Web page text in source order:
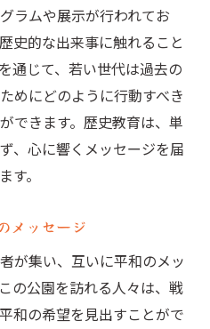
ラムや展示が行われてお
史的な出来事に触れること
通じて、若い世代は過去の
めにどのように行動すべき
できます。歴史教育は、単
、心に響くメッセージを届
す。
メッセージ
が集い、互いに平和のメッ
の公園を訪れる人々は、戦
和の希望を見出すことがで